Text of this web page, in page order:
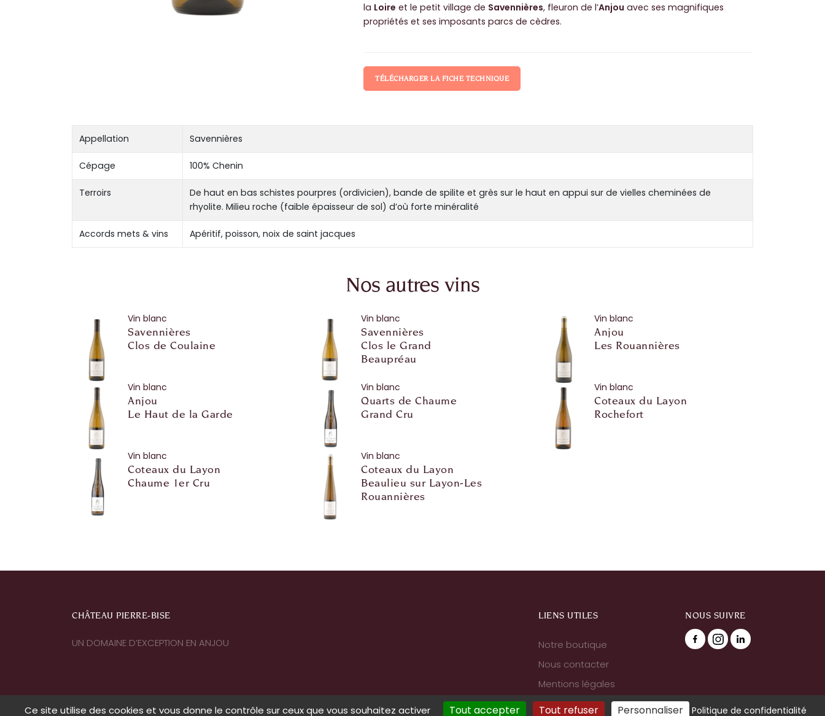
la Loire et le petit village de Savennières, fleuron de l’Anjou avec ses magnifiques
propriétés et ses imposants parcs de cèdres.
TÉLÉCHARGER LA FICHE TECHNIQUE
Appellation Savennières
Cépage 100% Chenin
Terroirs
De haut en bas schistes pourpres (ordivicien), bande de spilite et grès sur le haut en appui sur de vielles cheminées de
rhyolite. Milieu roche (faible épaisseur de sol) d’où forte minéralité
Accords mets & vins Apéritif, poisson, noix de saint jacques
Nos autres vins
Vin blanc
Savennières
Clos de Coulaine
Vin blanc
Savennières
Clos le Grand
Beaupréau
Vin blanc
Anjou
Les Rouannières
Vin blanc
Anjou
Le Haut de la Garde
Vin blanc
Quarts de Chaume
Grand Cru
Vin blanc
Coteaux du Layon
Rochefort
Vin blanc
Coteaux du Layon
Chaume 1er Cru
Vin blanc
Coteaux du Layon
Beaulieu sur Layon-Les
Rouannières
CHÂTEAU PIERRE-BISE
UN DOMAINE D’EXCEPTION EN ANJOU
LIENS UTILES
Notre boutique
Nous contacter
Mentions légales
NOUS SUIVRE
Ce site utilise des cookies et vous donne le contrôle sur ceux que vous souhaitez activer Tout accepter Tout refuser Personnaliser Politique de confidentialité